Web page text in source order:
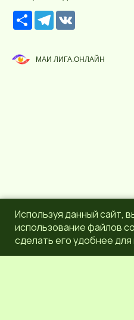
Р
е
р
с
T
e
g
r
МАИ ЛИГА.ОНЛАЙН
Используя данный сайт,
использование файлов
сделать его удобнее для